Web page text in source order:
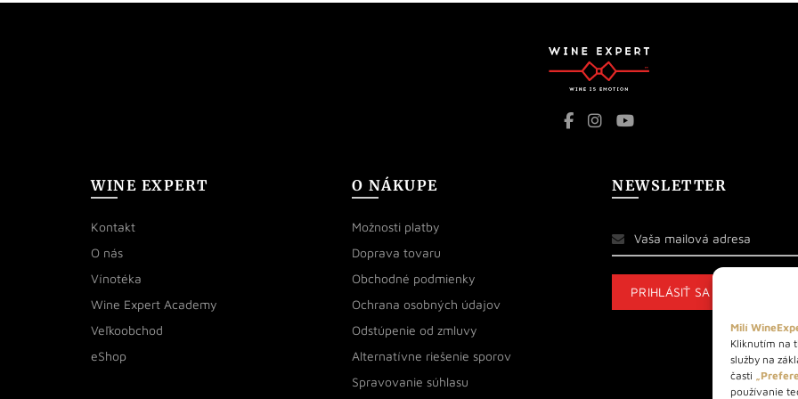
Milí
Kliknutím na
služby na
časti
používanie
WINE EXPERT
Kontakt
O nás
Vínotéka
Wine Expert Academy
Veľkoobchod
eShop
O NÁKUPE
Možnosti platby
Doprava tovaru
Obchodné podmienky
Ochrana osobných údajov
Odstúpenie od zmluvy
Alternatívne riešenie sporov
Spravovanie súhlasu
NEWSLETTER